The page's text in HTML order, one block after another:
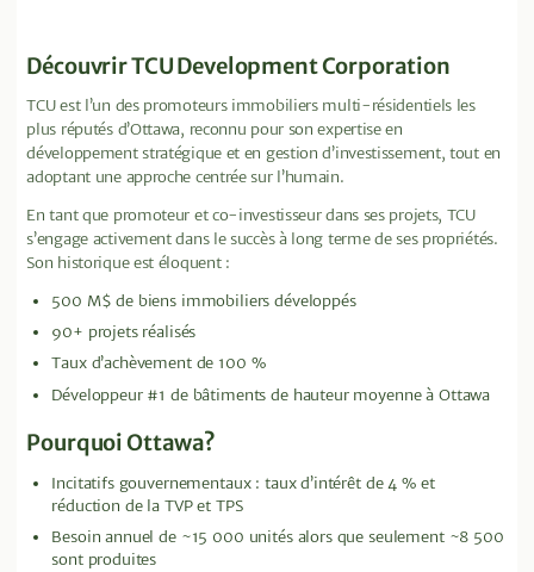
Découvrir TCU Development Corporation
TCU est l’un des promoteurs immobiliers multi-résidentiels les
plus réputés d’Ottawa, reconnu pour son expertise en
développement stratégique et en gestion d’investissement, tout en
adoptant une approche centrée sur l’humain.
En tant que promoteur et co-investisseur dans ses projets, TCU
s’engage activement dans le succès à long terme de ses propriétés.
Son historique est éloquent :
500 M$ de biens immobiliers développés
90+ projets réalisés
Taux d’achèvement de 100 %
Développeur #1 de bâtiments de hauteur moyenne à Ottawa
Pourquoi Ottawa?
Incitatifs gouvernementaux : taux d’intérêt de 4 % et
réduction de la TVP et TPS
Besoin annuel de ~15 000 unités alors que seulement ~8 500
sont produites